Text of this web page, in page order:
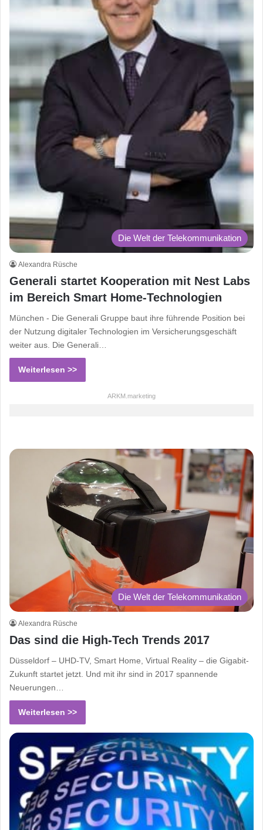
Die Welt der Telekommunikation
Alexandra Rüsche
Generali startet Kooperation mit Nest Labs
im Bereich Smart Home-Technologien
München - Die Generali Gruppe baut ihre führende Position bei
der Nutzung digitaler Technologien im Versicherungsgeschäft
weiter aus. Die Generali…
Weiterlesen >>
ARKM.marketing
Die Welt der Telekommunikation
Alexandra Rüsche
Das sind die High-Tech Trends 2017
Düsseldorf – UHD-TV, Smart Home, Virtual Reality – die Gigabit-
Zukunft startet jetzt. Und mit ihr sind in 2017 spannende
Neuerungen…
Weiterlesen >>